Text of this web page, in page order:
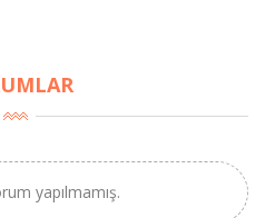
yapılmamış.